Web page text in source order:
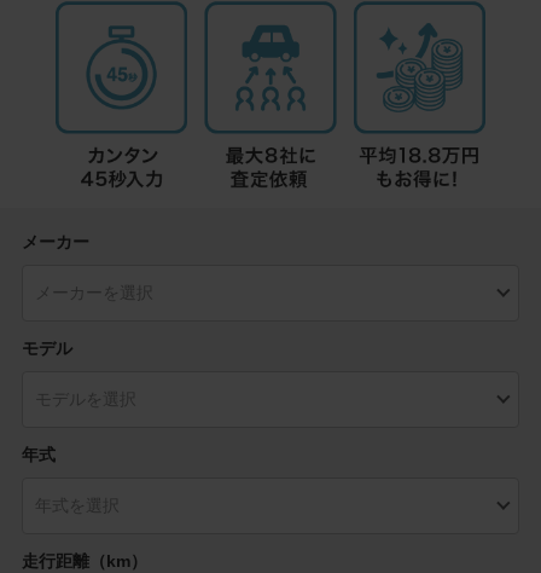
メーカー
モデル
年式
走行距離（km）